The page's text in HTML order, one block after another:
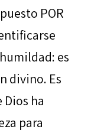
POR
es
divino. Es
ha
para